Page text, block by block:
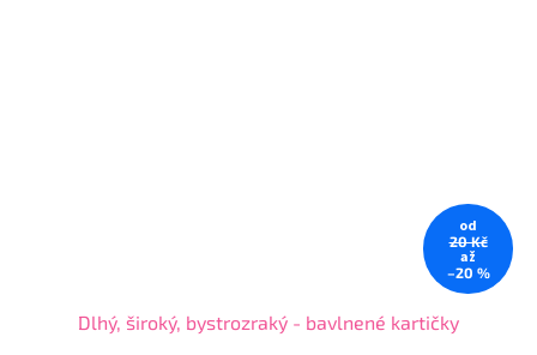
od
20 Kč
až
–20 %
Dlhý, široký, bystrozraký - bavlnené kartičky